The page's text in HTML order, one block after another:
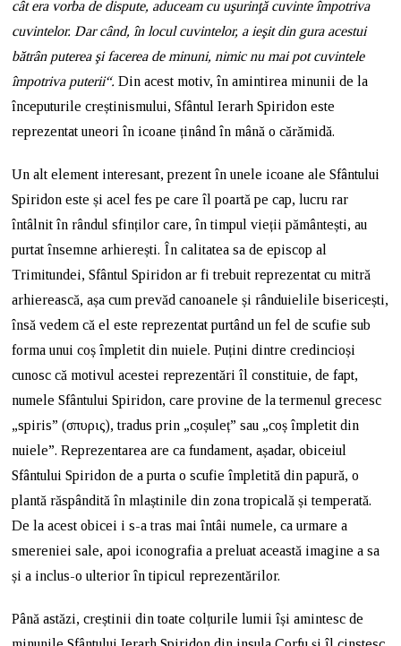
cât era vorba de dispute, aduceam cu uşurinţă cuvinte împotriva
cuvintelor. Dar când, în locul cuvintelor, a ieşit din gura acestui
bătrân puterea şi facerea de minuni, nimic nu mai pot cuvintele
împotriva puterii“.Din acest motiv, în amintirea minunii de la
începuturile creștinismului, Sfântul Ierarh Spiridon este
reprezentat uneori în icoane ținând în mână o cărămidă.
Un alt element interesant, prezent în unele icoane ale Sfântului
Spiridon este și acel fes pe care îl poartă pe cap, lucru rar
întâlnit în rândul sfinților care, în timpul vieții pământești, au
purtat însemne arhierești. În calitatea sa de episcop al
Trimitundei, Sfântul Spiridon ar fi trebuit reprezentat cu mitră
arhierească, așa cum prevăd canoanele și rânduielile bisericești,
însă vedem că el este reprezentat purtând un fel de scufie sub
forma unui coș împletit din nuiele. Puțini dintre credincioși
cunosc că motivul acestei reprezentări îl constituie, de fapt,
numele Sfântului Spiridon, care provine de la termenul grecesc
„spiris” (σπυρις), tradus prin „coșuleț” sau „coș împletit din
nuiele”. Reprezentarea are ca fundament, așadar, obiceiul
Sfântului Spiridon de a purta o scufie împletită din papură, o
plantă răspândită în mlaștinile din zona tropicală și temperată.
De la acest obicei i s-a tras mai întâi numele, ca urmare a
smereniei sale, apoi iconografia a preluat această imagine a sa
și a inclus-o ulterior în tipicul reprezentărilor.
Până astăzi, creștinii din toate colțurile lumii își amintesc de